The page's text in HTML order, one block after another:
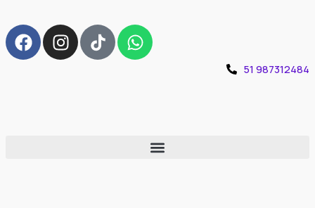
51 987312484